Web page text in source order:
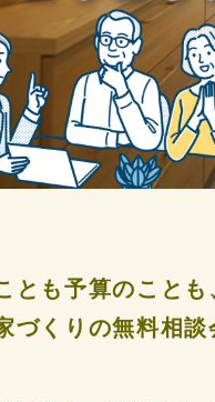
とも予算のことも
づくりの無料相